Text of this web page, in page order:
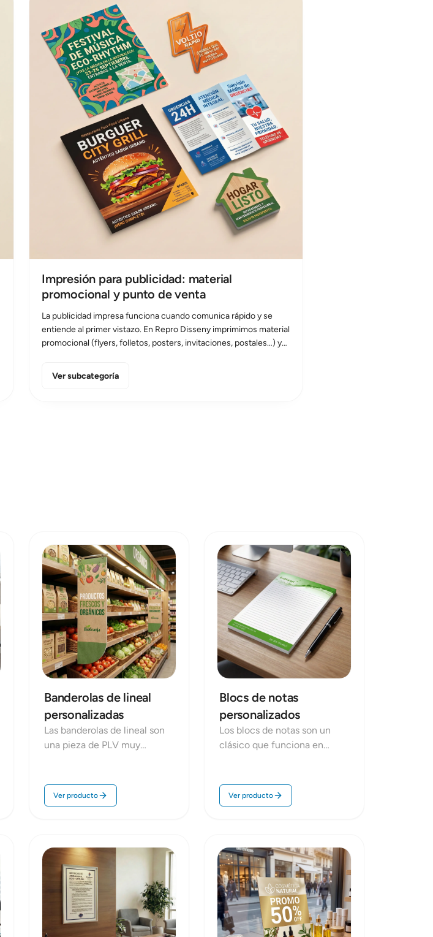
Impresión para publicidad: material
promocional y punto de venta
La publicidad impresa funciona cuando comunica rápido y se
entiende al primer vistazo. En Repro Disseny imprimimos material
promocional (flyers, folletos, posters, invitaciones, postales…) y
reproducción de color y opciones pensadas para campañas,
Ver subcategoría
Banderolas de lineal
personalizadas
Las banderolas de lineal son
una pieza de PLV muy
estantería: sobresalen del
lineal y ayudan a captar la
Repro Disseny fabricamos
banderolas personalizadas
con impresión de calidad,
soportes adecuados y
sistemas de fijación pensados
para montaje rápido en
Ver producto
Blocs de notas
personalizados
Los blocs de notas son un
clásico que funciona en
permanencia. En Repro
Disseny imprimimos blocs
recepción o packs
corporativos, con formatos y
acabados pensados para un
uso cómodo y profesional.
Ver producto